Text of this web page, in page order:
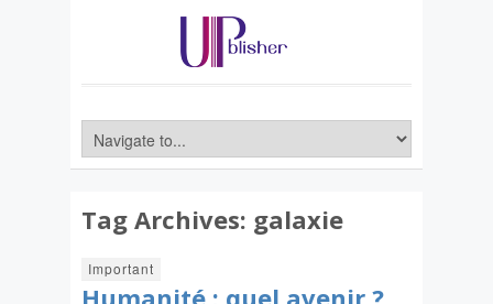
Tag Archives: galaxie
Important
Humanité : quel avenir ?